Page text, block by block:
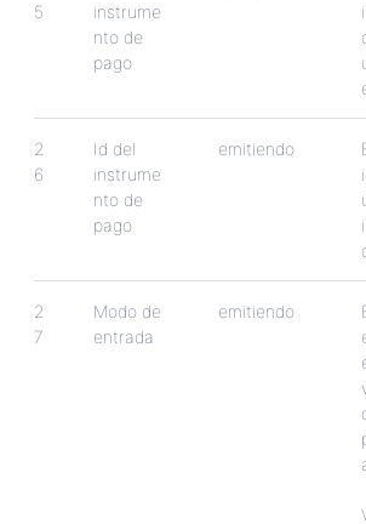
5
instrume
nto de
pago
2
6
Id del
instrume
nto de
pago
emitiendo
2
7
Modo de
entrada
emitiendo